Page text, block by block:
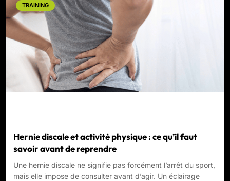
TRAINING
Hernie discale et activité physique : ce qu’il faut
savoir avant de reprendre
Une hernie discale ne signifie pas forcément l’arrêt du sport,
mais elle impose de consulter avant d’agir. Un éclairage